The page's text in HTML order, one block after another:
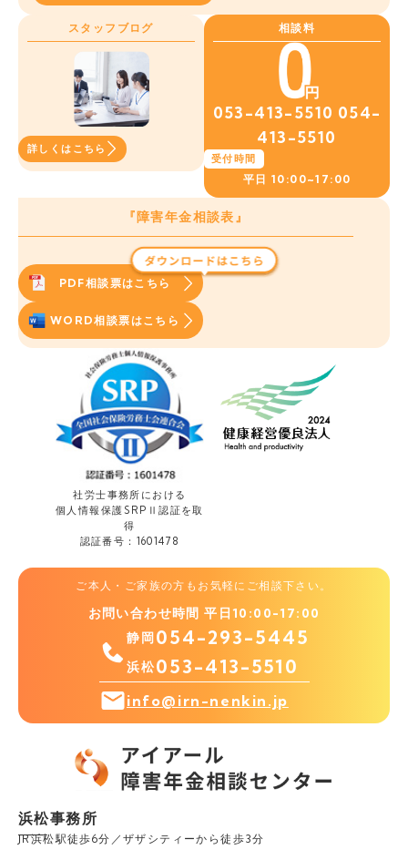
スタッフブログ
詳しくはこちら
相談料
053-413-5510 054-
413-5510
受付時間
平日 10:00~17:00
『障害年金相談表』
PDF相談票はこちら
WORD相談票はこちら
社労士事務所における
個人情報保護SRPⅡ認証を取
得
認証番号：1601478
ご本人・ご家族の方もお気軽にご相談下さい。
お問い合わせ時間 平日10:00-17:00
静岡054-293-5445
浜松053-413-5510
info@irn-nenkin.jp
浜松事務所
JR浜松駅徒歩6分／ザザシティーから徒歩3分